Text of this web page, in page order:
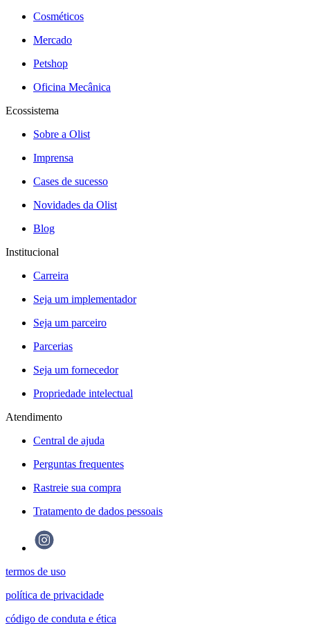
Cosméticos
Mercado
Petshop
Oficina Mecânica
Ecossistema
Sobre a Olist
Imprensa
Cases de sucesso
Novidades da Olist
Blog
Institucional
Carreira
Seja um implementador
Seja um parceiro
Parcerias
Seja um fornecedor
Propriedade intelectual
Atendimento
Central de ajuda
Perguntas frequentes
Rastreie sua compra
Tratamento de dados pessoais
termos de uso
política de privacidade
código de conduta e ética